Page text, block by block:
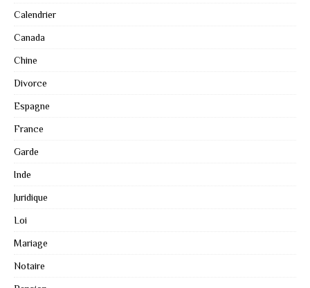
Calendrier
Canada
Chine
Divorce
Espagne
France
Garde
Inde
Juridique
Loi
Mariage
Notaire